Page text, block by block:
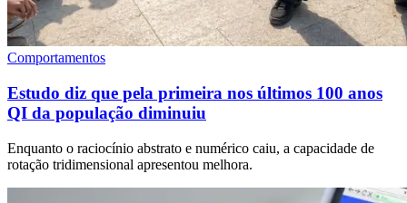
Comportamentos
Estudo diz que pela primeira nos últimos 100 anos
QI da população diminuiu
Enquanto o raciocínio abstrato e numérico caiu, a capacidade de
rotação tridimensional apresentou melhora.